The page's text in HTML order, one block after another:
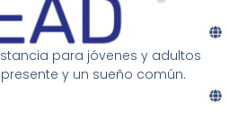
para jóvenes y adultos
y un sueño común.